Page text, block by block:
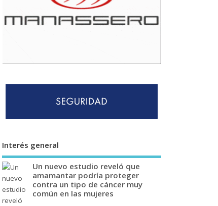
Interés general
Un nuevo estudio reveló que
amamantar podría proteger
contra un tipo de cáncer muy
común en las mujeres